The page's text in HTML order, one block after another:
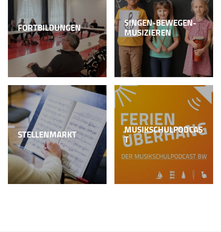
FORTBILDUNGEN
SINGEN-BEWEGEN-
MUSIZIEREN
STELLENMARKT
MUSIKSCHULPODCAS
T